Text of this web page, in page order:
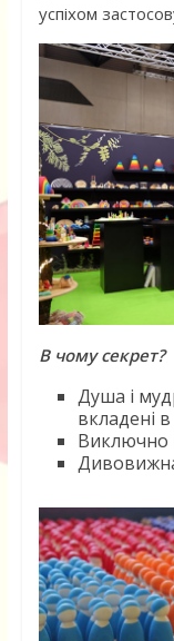
успіхом
В чому секрет?
Душа і
вкладені
Виключно